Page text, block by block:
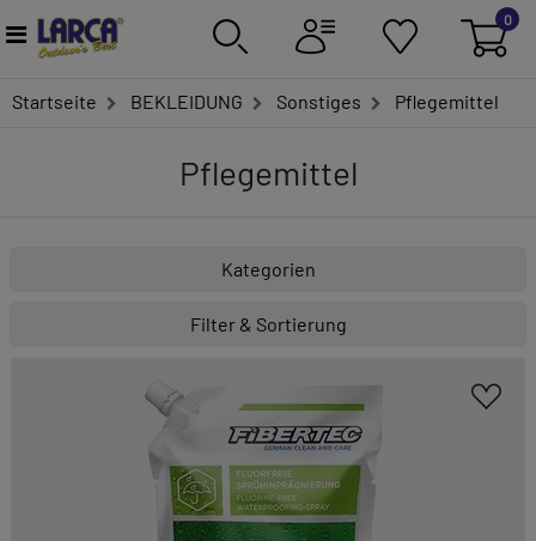
0
Startseite BEKLEIDUNG Sonstiges Pflegemittel
Pflegemittel
Kategorien
Filter & Sortierung